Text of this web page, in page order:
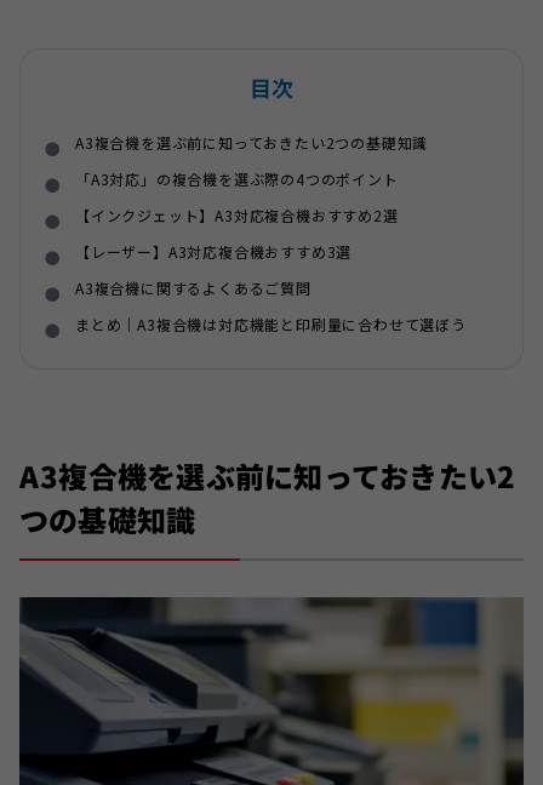
目次
A3複合機を選ぶ前に知っておきたい2つの基礎知識
「A3対応」の複合機を選ぶ際の4つのポイント
【インクジェット】A3対応複合機おすすめ2選
【レーザー】A3対応複合機おすすめ3選
A3複合機に関するよくあるご質問
まとめ｜A3複合機は対応機能と印刷量に合わせて選ぼう
A3複合機を選ぶ前に知っておきたい2
つの基礎知識